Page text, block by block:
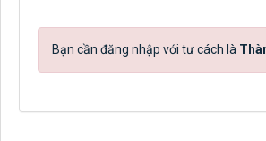
Bạn cần đăng nhập với tư cách là